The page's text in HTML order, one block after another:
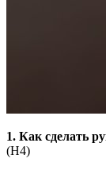
1. Как сделать
(Н4)